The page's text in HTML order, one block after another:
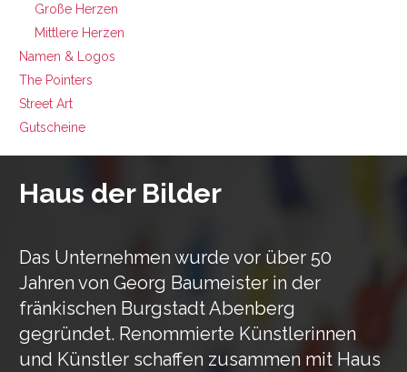
Große Herzen
Mittlere Herzen
Namen & Logos
The Pointers
Street Art
Gutscheine
Haus der Bilder
Das Unternehmen wurde vor über 50
Jahren von Georg Baumeister in der
fränkischen Burgstadt Abenberg
gegründet. Renommierte Künstlerinnen
und Künstler schaffen zusammen mit Haus